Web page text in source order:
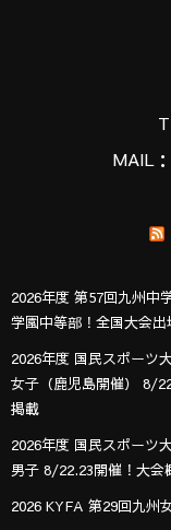
MAIL
2026年度 第57回九州中
学園中等部！全国大会出
2026年度 国民スポーツ
女子（鹿児島開催） 8/
掲載
2026年度 国民スポーツ
男子 8/22.23開催！大会
2026 KYFA 第29回九州